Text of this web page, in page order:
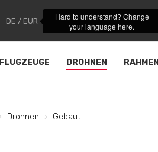
DE / EUR
Hard to understand? Change
your language here.
FLUGZEUGE DROHNEN RAHMEN
Drohnen Gebaut